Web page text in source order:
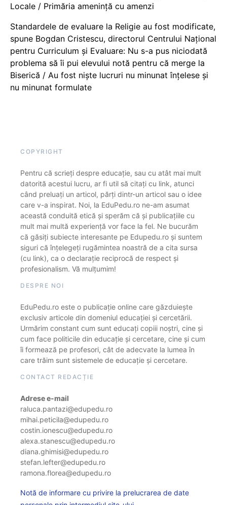
Locale / Primăria amenință cu amenzi
Standardele de evaluare la Religie au fost modificate,
spune Bogdan Cristescu, directorul Centrului Național
pentru Curriculum și Evaluare: Nu s-a pus niciodată
problema să îi pui elevului notă pentru că merge la
Biserică / Au fost niște lucruri nu minunat înțelese și
nu minunat formulate
COPYRIGHT
Pentru că scrieți despre educație, sau cu atât mai mult
datorită acestui lucru, ar fi util să citați cu link, atunci
când preluați un articol, părți dintr-un articol sau o idee
care v-a inspirat. Noi, la EduPedu.ro ne-am asumat
această conduită etică și sperăm că și publicațiile cu
mult mai multă experiență vor face la fel. Ne bucurăm
că găsiți subiecte interesante pe Edupedu.ro și suntem
siguri că înțelegeți rugămintea noastră de a cita sursa
(cu link), ca o declarație reciprocă de respect și
profesionalism. Vă mulțumim!
DESPRE NOI
EduPedu.ro este o publicație online care găzduiește
exclusiv articole din domeniul educației și cercetării.
Urmărim constant cum sunt educați copiii noștri, cine și
cum face politicile din educație și cercetare, cine și cum
îi formează pe profesori, cât de adecvate la lumea în
care trăim sunt sistemele de educație și cercetare.
CONTACT REDACȚIE
Adrese e-mail
raluca.pantazi@edupedu.ro
mihai.peticila@edupedu.ro
costin.ionescu@edupedu.ro
alexa.stanescu@edupedu.ro
diana.ghimisi@edupedu.ro
stefan.lefter@edupedu.ro
ramona.florea@edupedu.ro
Notă de informare cu privire la prelucrarea de date